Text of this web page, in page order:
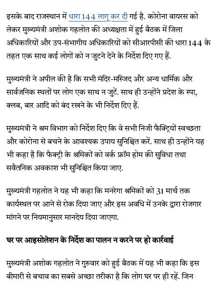
इसके बाद राजस्थान मेंधारा 144 लागू कर दीगई है. कोरोना वायरस को
लेकर मुख्यमंत्री अशोक गहलोत की अध्यक्षता में हुई बैठक में जिला
अधिकारियों और उप-संभागीय अधिकारियों को सीआरपीसी की धारा 144 के
तहत एक साथ कई लोगों को न जुटने देने के निर्देश दिए गए हैं.
मुख्यमंत्री ने अपील की है कि सभी मंदिर-मस्जिद और अन्य धार्मिक और
सार्वजनिक स्थलों पर लोग एक साथ न जुटें. साथ ही उन्होंने प्रदेश के स्पा,
क्लब, बार आदि को बंद रखने के भी निर्देश दिए हैं.
मुख्यमंत्री ने श्रम विभाग को निर्देश दिए कि वे सभी निजी फैक्ट्रियों स्वच्छता
और कोरोना से बचने के आवश्यक उपाय सुनिश्चित करें. साथ ही उन्होंने यह
भी कहा है कि फैक्ट्री के श्रमिकों को वर्क फ्रॉम होम की सुविधा तथा
सवैतनिक अवकाश भी सुनिश्चित किया जाए.
मुख्यमंत्री गहलोत ने यह भी कहा कि मनरेगा श्रमिकों को 31 मार्च तक
कार्यस्थल पर आने से रोक दिया जाए और इस अवधि में उनके द्वारा रोजगार
मांगने पर नियमानुसार मानदेय दिया जाएगा.
घर पर आइसोलेशन के निर्देश का पालन न करने पर हो कार्रवाई
मुख्यमंत्री अशोक गहलोत ने गुरुवार को हुई बैठक में यह भी कहा कि इस
बीमारी से बचाव का सबसे अच्छा तरीका है कि लोग घर पर ही रहें. जिन